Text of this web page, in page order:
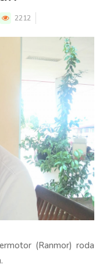
2212
(Ranmor) roda